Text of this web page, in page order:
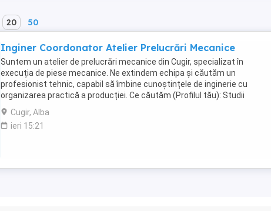
20 50
Inginer Coordonator Atelier Prelucrări Mecanice
Suntem un atelier de prelucrări mecanice din Cugir, specializat în
execuția de piese mecanice. Ne extindem echipa și căutăm un
profesionist tehnic, capabil să îmbine cunoștințele de inginerie cu
organizarea practică a producției. Ce căutăm (Profilul tău): Studii
superioare tehnice: Absolvent de Inginerie ...
Cugir, Alba
ieri 15:21